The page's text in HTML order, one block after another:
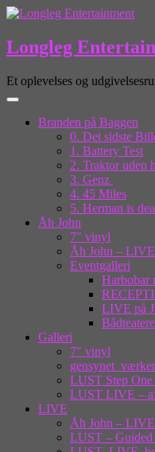
Longleg
Et oplevelses og
Branden på Baggen
0. Det sidste
1. Battery Test
2. Traktor uden
3. Genz
4. 45 Miles
5. Herman is
Åh John
7″ vinyl
Åh John – LIVE
Eventgalleri
Harbobar
LIVE på
Galleri
7″ vinyl
gensynet_værker
LUST Step
LUST LIVE –
LIVE
Åh John – LIVE
LUST – Guided